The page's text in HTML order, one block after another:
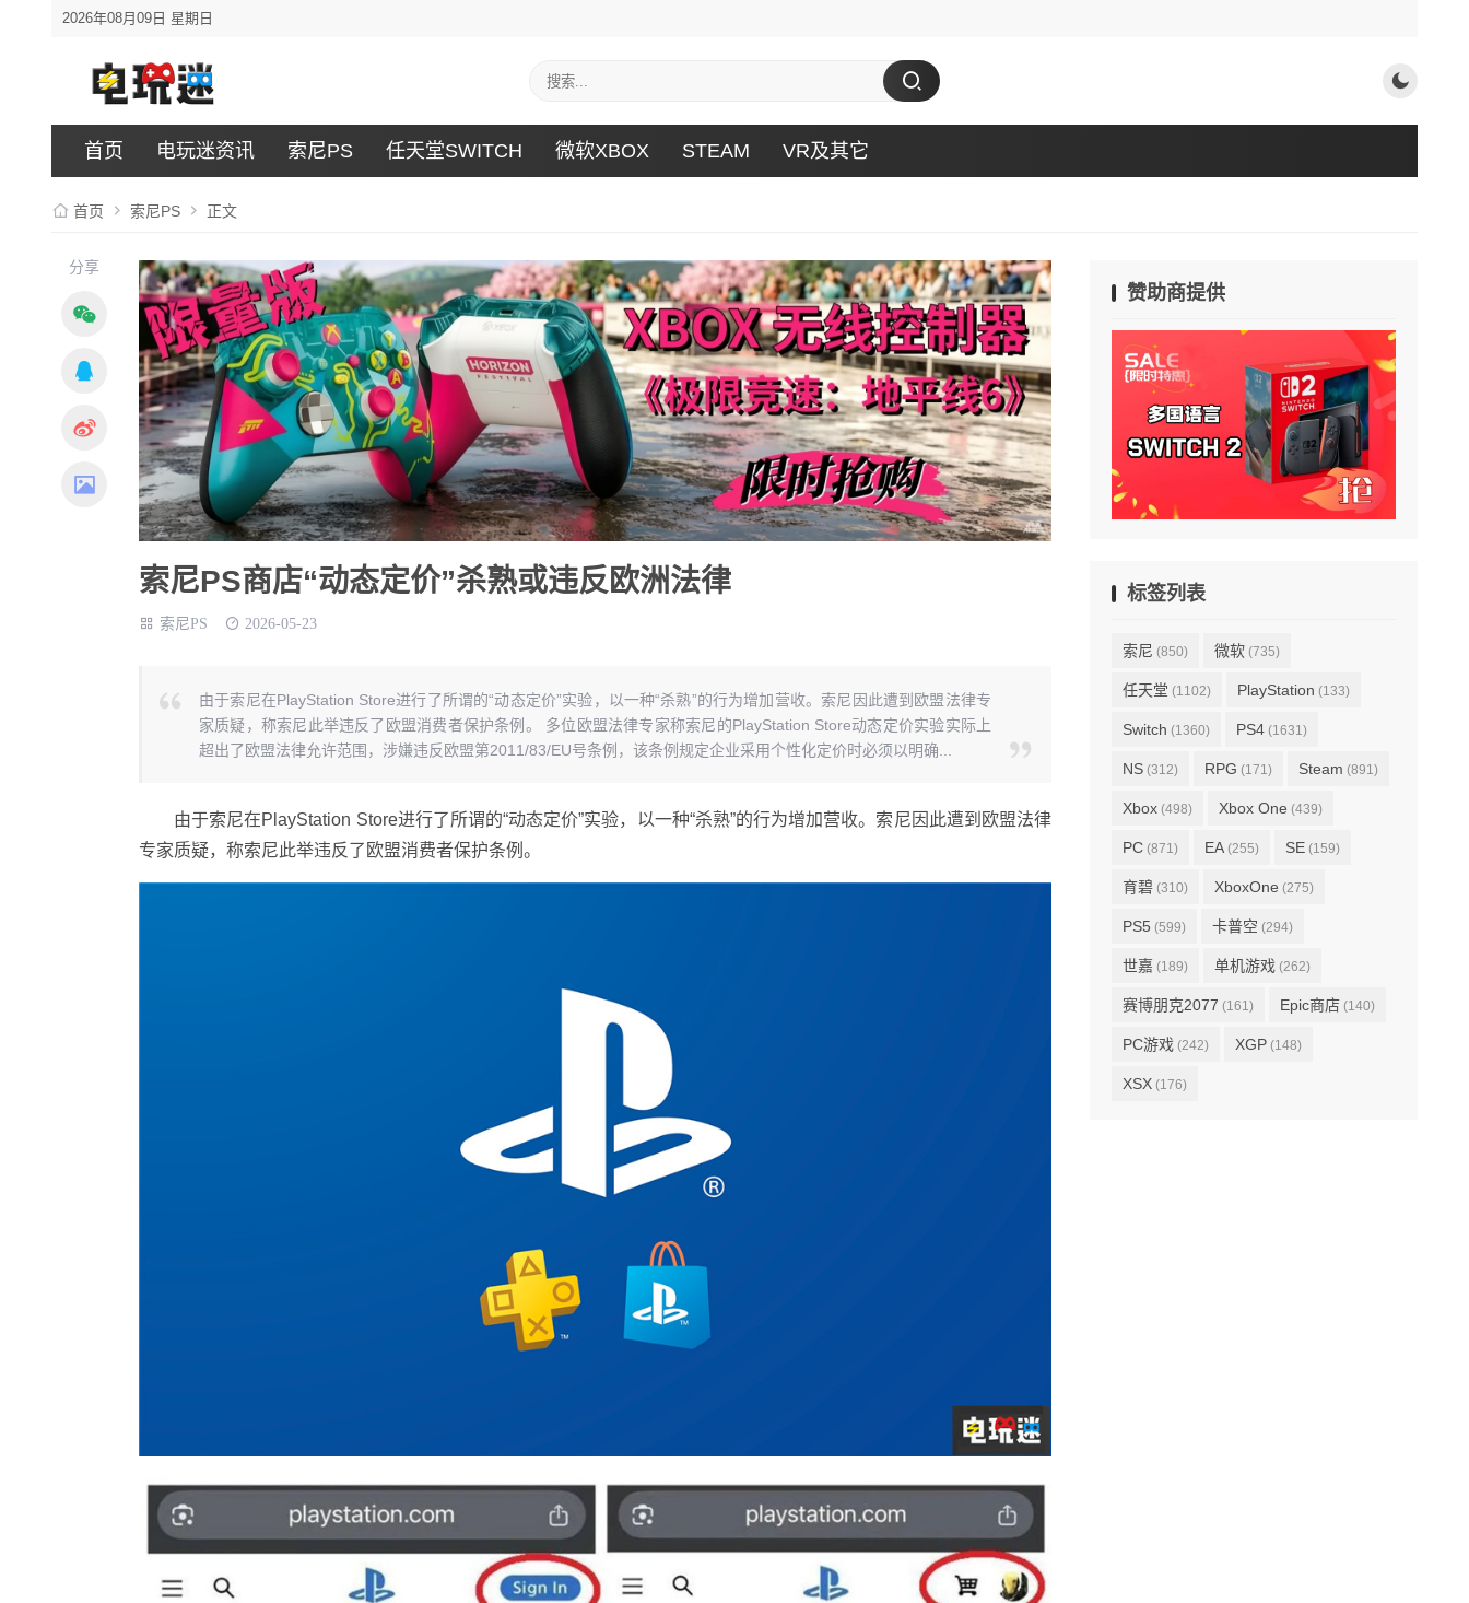
2026年08月09日 星期日
首页 电玩迷资讯 索尼PS 任天堂SWITCH 微软XBOX STEAM VR及其它
首页 索尼PS 正文
分享
索尼PS商店“动态定价”杀熟或违反欧洲法律
索尼PS 2026-05-23
由于索尼在PlayStation Store进行了所谓的“动态定价”实验，以一种“杀熟”的行为增加营收。索尼因此遭到欧盟法律专
家质疑，称索尼此举违反了欧盟消费者保护条例。 多位欧盟法律专家称索尼的PlayStation Store动态定价实验实际上
超出了欧盟法律允许范围，涉嫌违反欧盟第2011/83/EU号条例，该条例规定企业采用个性化定价时必须以明确...
由于索尼在PlayStation Store进行了所谓的“动态定价”实验，以一种“杀熟”的行为增加营收。索尼因此遭到欧盟法律
专家质疑，称索尼此举违反了欧盟消费者保护条例。
赞助商提供
标签列表
索尼 (850) 微软 (735)
任天堂 (1102) PlayStation (133)
Switch (1360) PS4 (1631)
NS (312) RPG (171) Steam (891)
Xbox (498) Xbox One (439)
PC (871) EA (255) SE (159)
育碧 (310) XboxOne (275)
PS5 (599) 卡普空 (294)
世嘉 (189) 单机游戏 (262)
赛博朋克2077 (161) Epic商店 (140)
PC游戏 (242) XGP (148)
XSX (176)